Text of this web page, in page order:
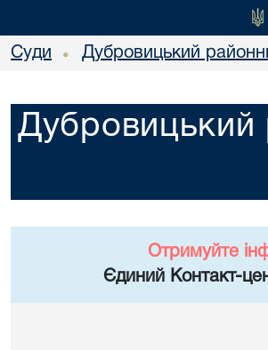
Суди • Дубровицький
Дубровицький
Отримуйте
Єдиний Контакт-